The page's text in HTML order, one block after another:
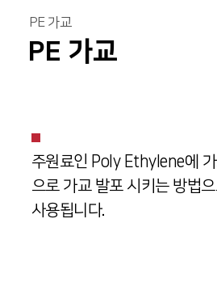
PE 가교
PE 가교
주원료인 Poly Ethylene에
으로 가교 발포 시키는 방법
사용됩니다.